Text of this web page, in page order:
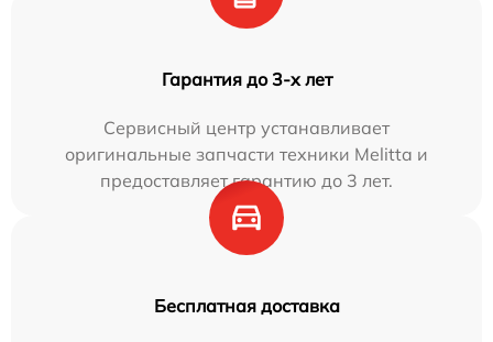
Гарантия до 3-х лет
Сервисный центр устанавливает
оригинальные запчасти техники Melitta и
предоставляет гарантию до 3 лет.
Бесплатная доставка